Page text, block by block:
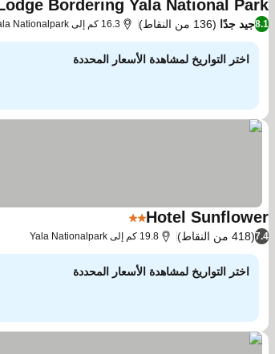
Bordering Yala National Park
8.1جيد جدًا (136 من النقاط) 16.3 كم إلى Yala Nationalpark
اختر التواريخ لمشاهدة الأسعار المحددة
Hotel Sunflower2 عدد النجوم
7.4(418 من النقاط) 19.8 كم إلى Yala Nationalpark
اختر التواريخ لمشاهدة الأسعار المحددة